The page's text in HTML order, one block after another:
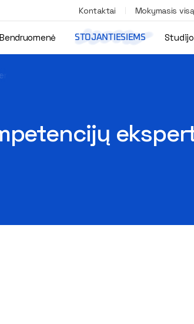
Kontaktai Mokymasis
STOJANTIESIEMS
ekspertams 2021 kovo 1 dieną suėjo jau